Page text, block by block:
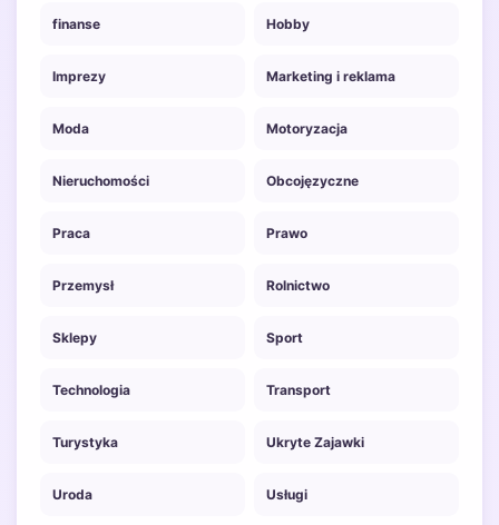
finanse Hobby
Imprezy Marketing i reklama
Moda Motoryzacja
Nieruchomości Obcojęzyczne
Praca Prawo
Przemysł Rolnictwo
Sklepy Sport
Technologia Transport
Turystyka Ukryte Zajawki
Uroda Usługi